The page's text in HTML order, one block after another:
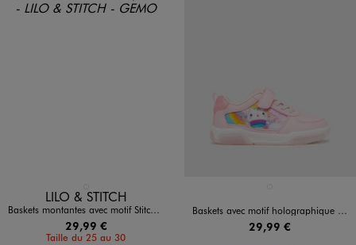
Disponible en 1 coloris
LILO & STITCH
Baskets montantes avec motif Stitch fille - Disney
29,99 €
Taille du 25 au 30
Baskets avec motif holographique et semelle lumineuse fille - Gabby’s Dollhouse
29,99 €